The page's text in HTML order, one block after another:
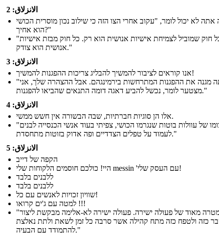
الانزلاق: 2
אתה לא יכול לומר, "עקוב אחרי הצו הזה כי שילוב נכון מוסרית הכושי
הוא אחיך?"
"כל חוק שמוביל לצמיחת אישיות אנושית הוא רק. כל חוק מבזת אישיות
אנושית הוא צודק."
الانزلاق: 3
אנו קוראים לציבור להמשיך להבליג צריכות ההפגנות להמשיך!
"אתה מגנה את ההפגנות המתרחשות בירמינגהם. אבל ההצהרה שלך, אני
מצטער לומר, נכשל להביע דאגה דומה התנאים שהביאו להפגנות."
الانزلاق: 4
אלו הן סוגיות חברתיות, שבה הבשורה אין חשש ממשי.
"בעיצומו של עוולות בוטות שנגרמו הכושי, צפיתי בעוד אנשי הכנסייה לבנים
לעמוד על טפלים הצדדיים ופה אדוק בזוטות מתחסדת."
الانزلاق: 5
הקפה של דייב
היי! כולכם חוסמים הלקוחות שלי messin 'עם העסק שלי!
ללבנים בלבד
ללבנים בלבד
שוויון זכויות לאנשים עם כל!
למטה עם ג'ים קרואו !!!
"זוהי המטרה מאוד של פעולה ישירה. פעולה ישירה לא-אלימה מבקשת ליצור
כזה ולטפח כזה מתח קהילה אשר סרבה כל זמן לשאת ולתת נאלצת
להתמודד עם הבעיה."